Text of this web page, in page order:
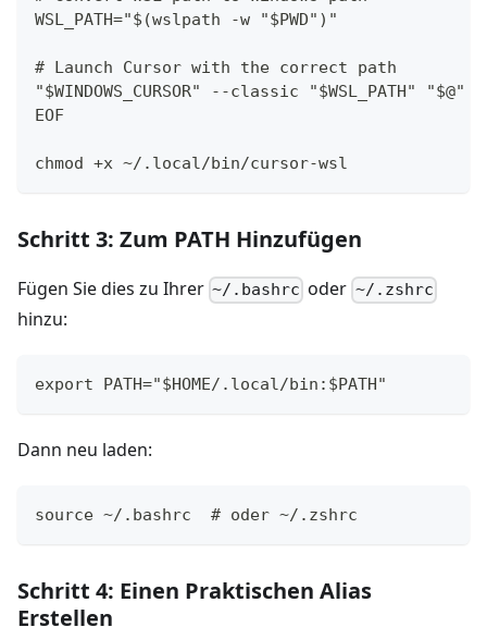
WSL_PATH="$(wslpath -w "$PWD")"
# Launch Cursor with the correct path
"$WINDOWS_CURSOR" --classic "$WSL_PATH" "$@"
EOF
chmod +x ~/.local/bin/cursor-wsl
Schritt 3: Zum PATH Hinzufügen
Fügen Sie dies zu Ihrer ~/.bashrc oder ~/.zshrc
hinzu:
export PATH="$HOME/.local/bin:$PATH"
Dann neu laden:
source ~/.bashrc  # oder ~/.zshrc
Schritt 4: Einen Praktischen Alias
Erstellen